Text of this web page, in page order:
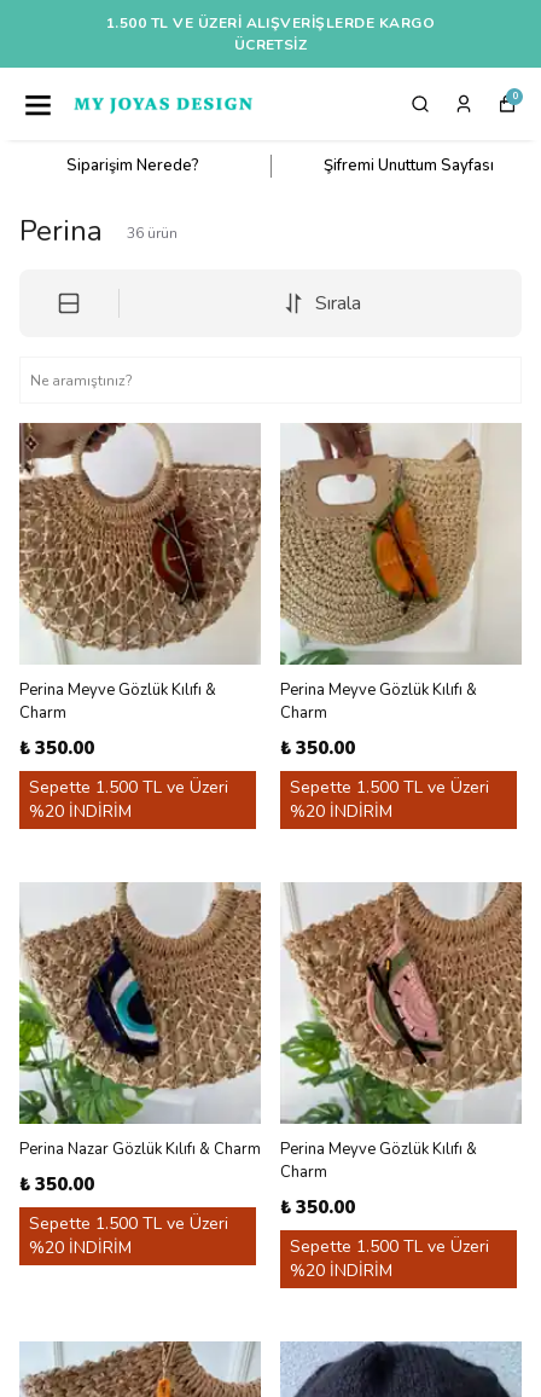
1.500 TL VE ÜZERI ALIŞVERIŞLERDE KARGO
ÜCRETSİZ
0
Siparişim Nerede? Şifremi Unuttum Sayfası
Perina 36 ürün
Sırala
Perina Meyve Gözlük Kılıfı &
Charm
₺ 350.00
Sepette 1.500 TL ve Üzeri
%20 İNDİRİM
Perina Meyve Gözlük Kılıfı &
Charm
₺ 350.00
Sepette 1.500 TL ve Üzeri
%20 İNDİRİM
Perina Nazar Gözlük Kılıfı & Charm
₺ 350.00
Sepette 1.500 TL ve Üzeri
%20 İNDİRİM
Perina Meyve Gözlük Kılıfı &
Charm
₺ 350.00
Sepette 1.500 TL ve Üzeri
%20 İNDİRİM